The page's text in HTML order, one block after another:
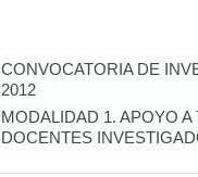
CONVOCATORIA DE
2012
MODALIDAD 1. APOYO
DOCENTES